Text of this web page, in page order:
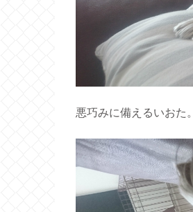
悪巧みに備えるいおた。